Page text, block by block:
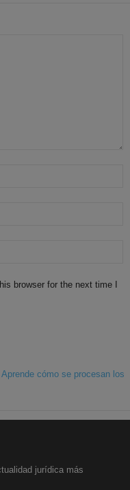
browser for the next time I
Aprende cómo se procesan los
jurídica más